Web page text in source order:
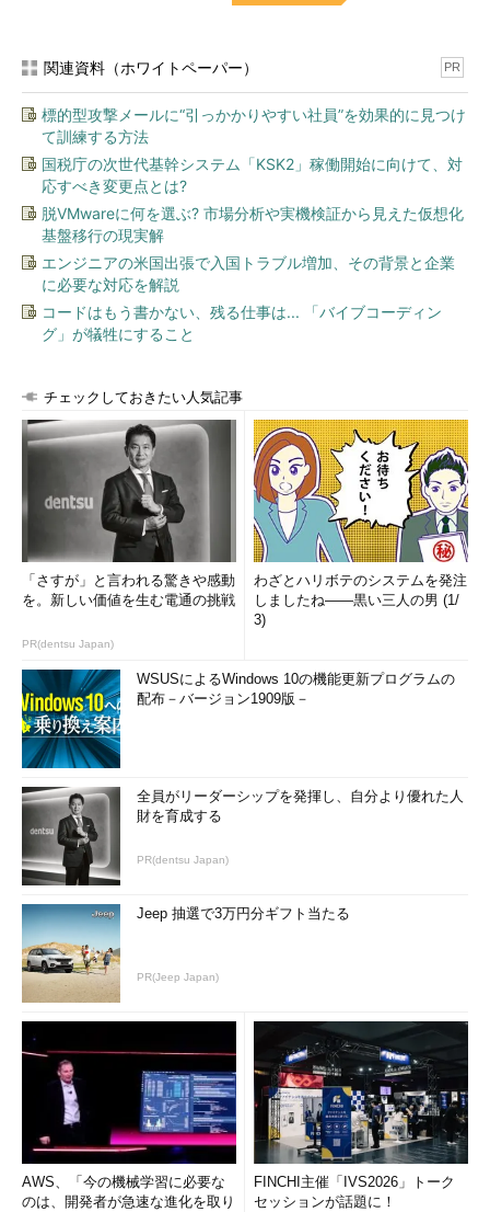
関連資料（ホワイトペーパー） PR
標的型攻撃メールに“引っかかりやすい社員”を効果的に見つけ
て訓練する方法
国税庁の次世代基幹システム「KSK2」稼働開始に向けて、対
応すべき変更点とは?
脱VMwareに何を選ぶ? 市場分析や実機検証から見えた仮想化
基盤移行の現実解
エンジニアの米国出張で入国トラブル増加、その背景と企業
に必要な対応を解説
コードはもう書かない、残る仕事は... 「バイブコーディン
グ」が犠牲にすること
チェックしておきたい人気記事
「さすが」と言われる驚きや感動
を。新しい価値を生む電通の挑戦
PR(dentsu Japan)
わざとハリボテのシステムを発注
しましたね――黒い三人の男 (1/
3)
WSUSによるWindows 10の機能更新プログラムの
配布－バージョン1909版－
全員がリーダーシップを発揮し、自分より優れた人
財を育成する
PR(dentsu Japan)
Jeep 抽選で3万円分ギフト当たる
PR(Jeep Japan)
AWS、「今の機械学習に必要な
のは、開発者が急速な進化を取り
FINCHI主催「IVS2026」トーク
セッションが話題に！